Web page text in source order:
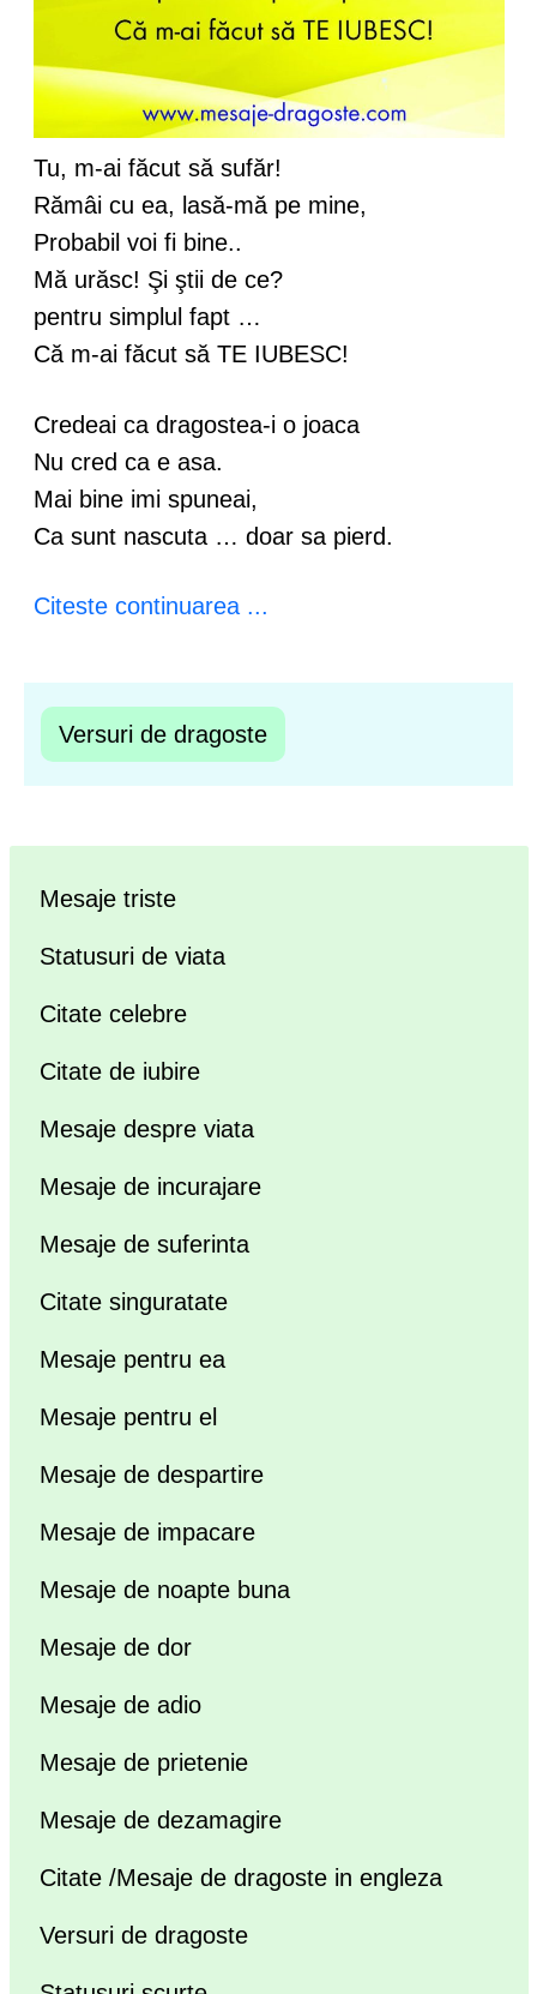
Tu, m-ai făcut să sufăr!
Rămâi cu ea, lasă-mă pe mine,
Probabil voi fi bine..
Mă urăsc! Şi ştii de ce?
pentru simplul fapt …
Că m-ai făcut să TE IUBESC!
Credeai ca dragostea-i o joaca
Nu cred ca e asa.
Mai bine imi spuneai,
Ca sunt nascuta … doar sa pierd.
Citeste continuarea ...
Versuri de dragoste
Mesaje triste
Statusuri de viata
Citate celebre
Citate de iubire
Mesaje despre viata
Mesaje de incurajare
Mesaje de suferinta
Citate singuratate
Mesaje pentru ea
Mesaje pentru el
Mesaje de despartire
Mesaje de impacare
Mesaje de noapte buna
Mesaje de dor
Mesaje de adio
Mesaje de prietenie
Mesaje de dezamagire
Citate /Mesaje de dragoste in engleza
Versuri de dragoste